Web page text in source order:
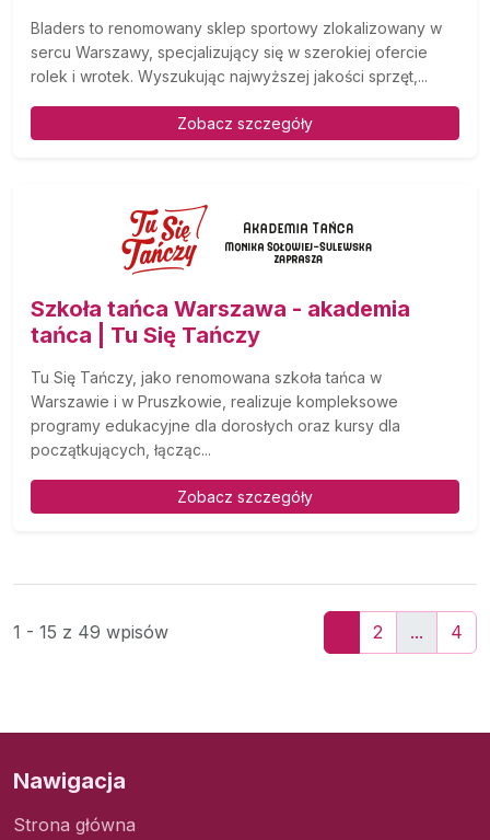
Bladers to renomowany sklep sportowy zlokalizowany w
sercu Warszawy, specjalizujący się w szerokiej ofercie
rolek i wrotek. Wyszukując najwyższej jakości sprzęt,...
Zobacz szczegóły
Szkoła tańca Warszawa - akademia
tańca | Tu Się Tańczy
Tu Się Tańczy, jako renomowana szkoła tańca w
Warszawie i w Pruszkowie, realizuje kompleksowe
programy edukacyjne dla dorosłych oraz kursy dla
początkujących, łącząc...
Zobacz szczegóły
1 - 15 z 49 wpisów 2 ... 4
Nawigacja
Strona główna